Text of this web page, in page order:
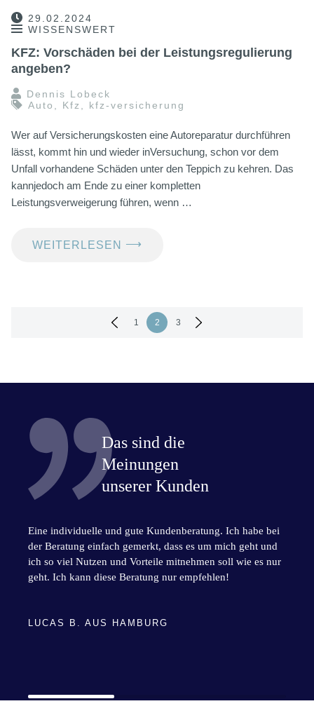
29.02.2024
WISSENSWERT
KFZ: Vorschäden bei der Leistungsregulierung
angeben?
Dennis Lobeck
Auto
Kfz kfz-versicherung
Wer auf Versicherungskosten eine Autoreparatur durchführen
lässt, kommt hin und wieder inVersuchung, schon vor dem
Unfall vorhandene Schäden unter den Teppich zu kehren. Das
kannjedoch am Ende zu einer kompletten
Leistungsverweigerung führen, wenn …
WEITERLESEN ⟶
Seitennummerierung
1 2 3
Das sind die
Meinungen
unserer Kunden
Eine individuelle und gute Kundenberatung. Ich habe bei
der Beratung einfach gemerkt, dass es um mich geht und
ich so viel Nutzen und Vorteile mitnehmen soll wie es nur
geht. Ich kann diese Beratung nur empfehlen!
LUCAS B. AUS HAMBURG